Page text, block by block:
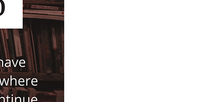
ISBN-ISSN :1300-6355-16/1
Notify Me When Price Drops
Brand :
Ankara Üniversitesi Dil ve Tarih-Coğrafya Fakültesi
Category :
Archivum Anatolicum
Ships out on 11 Ağustos Salı